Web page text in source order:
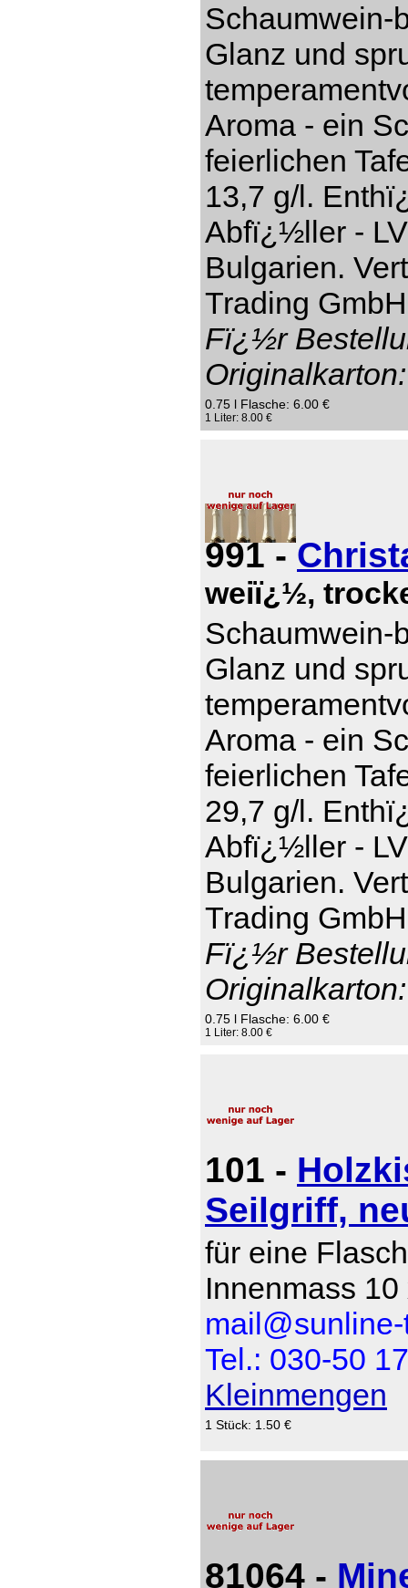
Schaumwein-
Glanz und
Aroma - ein
feierlichen
13,7 g/l.
Abfï¿½ller -
Bulgarien.
Trading
Fï¿½r
Originalkarton:
0.75 l Flasche: 6.00 €
1 Liter: 8.00 €
991 -
weiï¿½,
Schaumwein-
Glanz und
Aroma - ein
feierlichen
29,7 g/l.
Abfï¿½ller -
Bulgarien.
Trading
Fï¿½r
Originalkarton:
0.75 l Flasche: 6.00 €
1 Liter: 8.00 €
101 -
Seilgriff,
für eine
Innenmass
Tel.: 030-50
Kleinmengen
1 Stück: 1.50 €
81064 -